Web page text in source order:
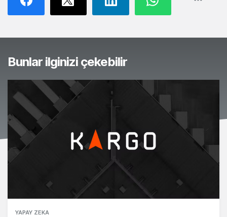
Bunlar ilginizi çekebilir
YAPAY ZEKA